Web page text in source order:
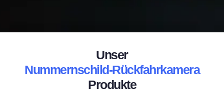
Unser
Nummernschild-Rückfahrkamera
Produkte